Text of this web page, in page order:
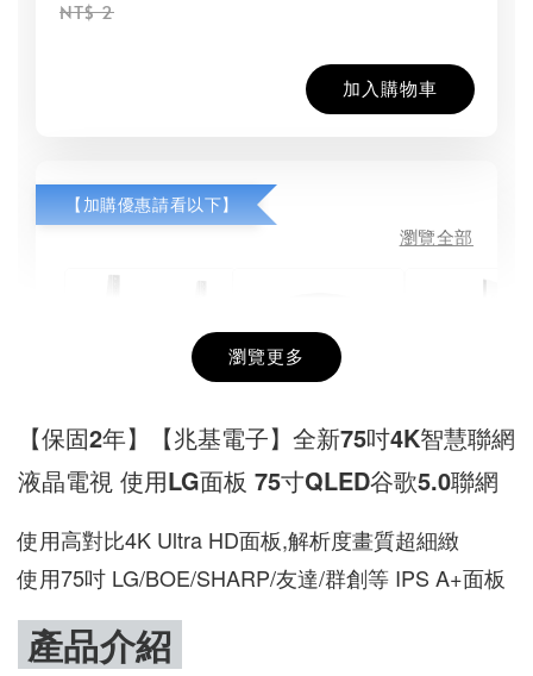
NT$ 2
加入購物車
【加購優惠請看以下】
瀏覽全部
電視壁掛架26-
100吋(壁掛架/電
支架)-承重35-
100KG【0050】
(全新)HDMI
2.0版 高清線 電
連接線hdmi 顯
示器4K 高清 不
延遲 中古全新收
架 六壁伸
吋通用電
P65 中古
購寄賣專
瀏覽更多
【保固2年】【兆基電子】全新75吋4K智慧聯網
液晶電視 使用LG面板 75寸QLED谷歌5.0聯網
使用高對比4K Ultra HD面板,解析度畫質超細緻
使用75吋 LG/BOE/SHARP/友達/群創等 IPS A+面板
產品介紹